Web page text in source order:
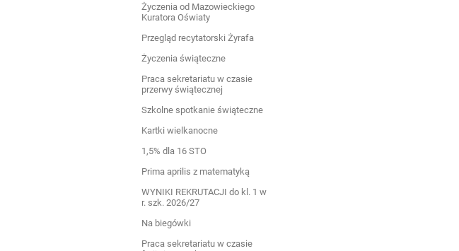
Życzenia od Mazowieckiego
Kuratora Oświaty
Przegląd recytatorski Żyrafa
Życzenia świąteczne
Praca sekretariatu w czasie
przerwy świątecznej
Szkolne spotkanie świąteczne
Kartki wielkanocne
1,5% dla 16 STO
Prima aprilis z matematyką
WYNIKI REKRUTACJI do kl. 1 w
r. szk. 2026/27
Na biegówki
Praca sekretariatu w czasie